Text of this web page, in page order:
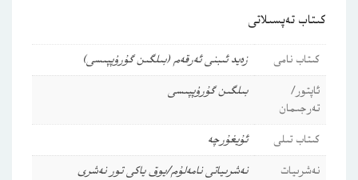
كىتاب تەپسىلاتى
كىتاب نامى
زەيد ئىبنى ئەرقەم (بىلگىن گۇرۇپپىسى)
ئاپتور/
تەرجىمان
بىلگىن گۇرۇپپىسى
كىتاب تىلى
ئۇيغۇرچە
نەشرىيات
نەشرىياتى نامەلۇم/يوق ياكى تور نەشرى